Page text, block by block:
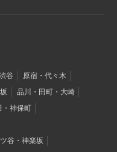
谷
原宿・代々木
品川・田町・大崎
・神保町
谷・神楽坂